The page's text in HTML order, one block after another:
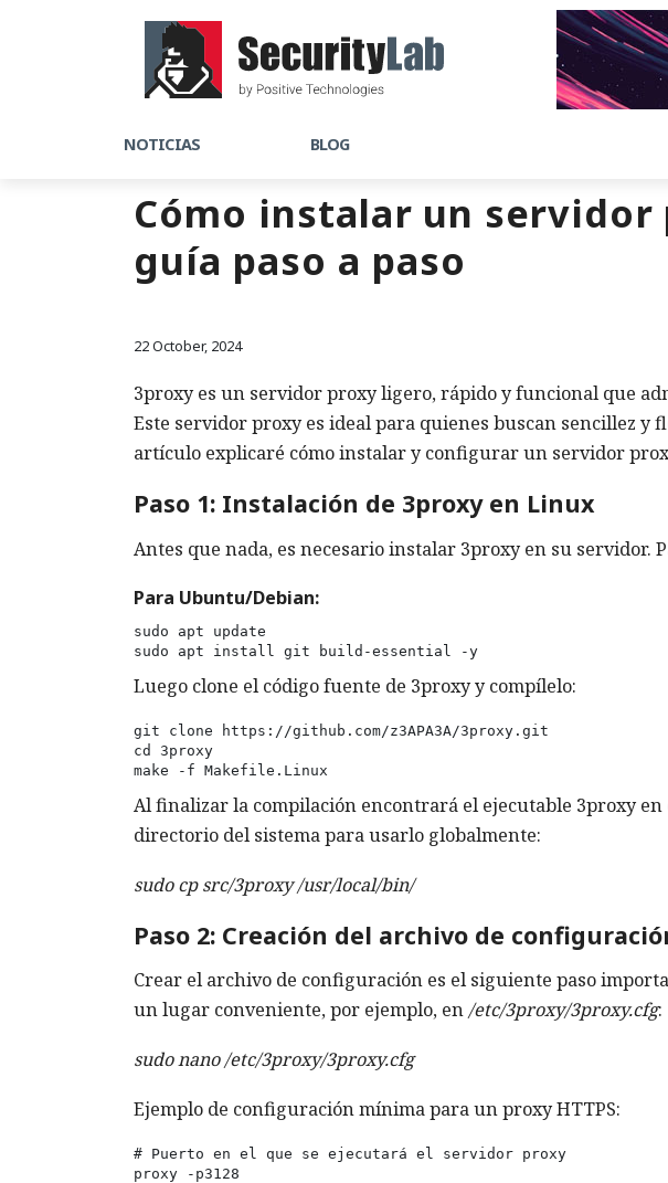
NOTICIAS BLOG
Cómo instalar un servidor
guía paso a paso
22 October, 2024
3proxy es un servidor proxy ligero, rápido y funcional que
Este servidor proxy es ideal para quienes buscan sencillez y
artículo explicaré cómo instalar y configurar un servidor
Paso 1: Instalación de 3proxy en Linux
Antes que nada, es necesario instalar 3proxy en su servidor.
Para Ubuntu/Debian:
sudo apt update
sudo apt install git build-essential -y
Luego clone el código fuente de 3proxy y compílelo:
git clone https://github.com/z3APA3A/3proxy.git
cd 3proxy
make -f Makefile.Linux
Al finalizar la compilación encontrará el ejecutable 3proxy
directorio del sistema para usarlo globalmente:
sudo cp src/3proxy /usr/local/bin/
Paso 2: Creación del archivo de
Crear el archivo de configuración es el siguiente paso
un lugar conveniente, por ejemplo, en/etc/3proxy/3proxy.cfg:
sudo nano /etc/3proxy/3proxy.cfg
Ejemplo de configuración mínima para un proxy HTTPS:
# Puerto en el que se ejecutará el servidor proxy
proxy -p3128